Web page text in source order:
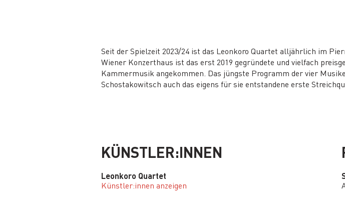
Seit der Spielzeit 2023/24 ist das Leonkoro Quartet alljährlich im
Wiener Konzerthaus ist das erst 2019 gegründete und vielfach
Kammermusik angekommen. Das jüngste Programm der vier
Schostakowitsch auch das eigens für sie entstandene erste
KÜNSTLER:INNEN
Leonkoro Quartet
Künstler:innen anzeigen